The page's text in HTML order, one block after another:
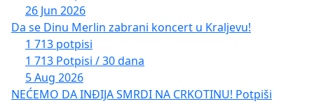
26 Jun 2026
Da se Dinu Merlin zabrani koncert u Kraljevu!
1 713 potpisi
1 713 Potpisi / 30 dana
5 Aug 2026
NEĆEMO DA INĐIJA SMRDI NA CRKOTINU! Potpiši